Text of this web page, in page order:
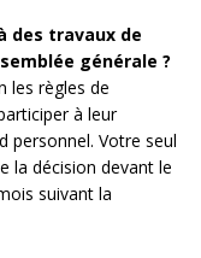
des travaux de
générale ?
les règles de
à leur
personnel. Votre seul
la décision devant le
suivant la